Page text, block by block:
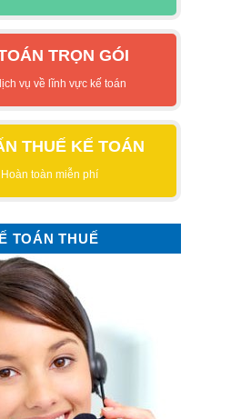
TRỌN GÓI
vụ về lĩnh vực kế toán
THUẾ KẾ TOÁN
Hoàn toàn miễn phí
TOÁN THUẾ